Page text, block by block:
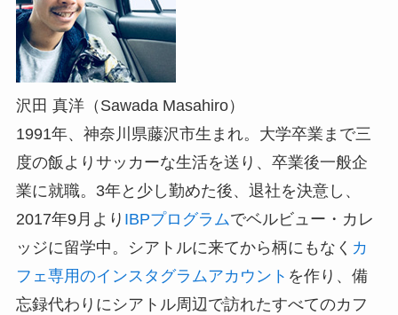
沢田 真洋（Sawada Masahiro）
1991年、神奈川県藤沢市生まれ。大学卒業まで三
度の飯よりサッカーな生活を送り、卒業後一般企
業に就職。3年と少し勤めた後、退社を決意し、
2017年9月より IBPプログラムでベルビュー・カレ
ッジに留学中。シアトルに来てから柄にもなく カ
フェ専用のインスタグラムアカウント を作り、備
忘録代わりにシアトル周辺で訪れたすべてのカフ